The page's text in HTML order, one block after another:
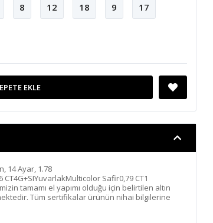
8 12 18 9 17
EKLE
14 Ayar, 1.78
CT4G+SIYuvarlakMulticolor Safir0,79 CT1
tamamı el yapımı olduğu için belirtilen altın
Tüm sertifikalar ürünün nihai bilgilerine